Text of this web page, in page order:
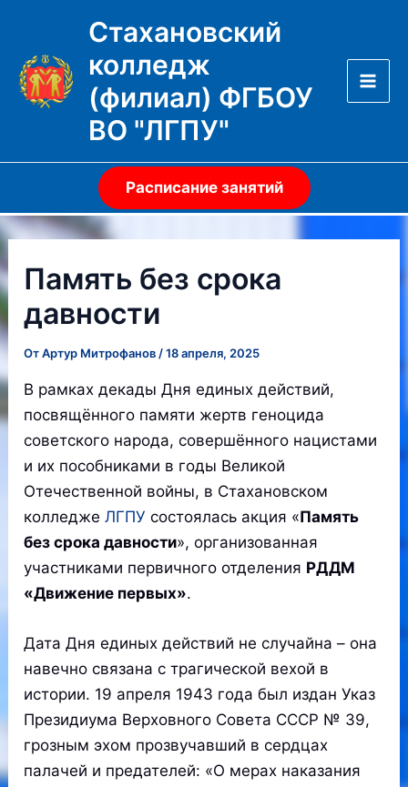
содержимому
Стахановский
колледж
(филиал) ФГБОУ
ВО "ЛГПУ"
Расписание занятий
Память без срока
давности
ОтАртур Митрофанов /18 апреля, 2025
В рамках декады Дня единых действий,
посвящённого памяти жертв геноцида
советского народа, совершённого нацистами
и их пособниками в годы Великой
Отечественной войны, в Стахановском
колледжеЛГПУ состоялась акция «Память
без срока давности», организованная
участниками первичного отделения РДДМ
«Движение первых».
Дата Дня единых действий не случайна – она
навечно связана с трагической вехой в
истории. 19 апреля 1943 года был издан Указ
Президиума Верховного Совета СССР № 39,
грозным эхом прозвучавший в сердцах
палачей и предателей: «О мерах наказания